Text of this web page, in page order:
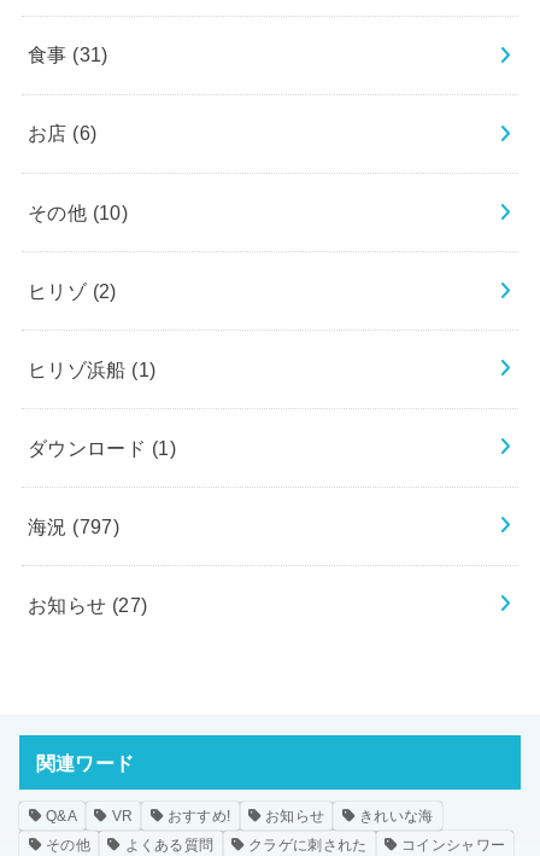
食事 (31)
お店 (6)
その他 (10)
ヒリゾ (2)
ヒリゾ浜船 (1)
ダウンロード (1)
海況 (797)
お知らせ (27)
関連ワード
Q&A VR おすすめ! お知らせ
きれいな海
その他
よくある質問 クラゲに刺された
コインシャワー